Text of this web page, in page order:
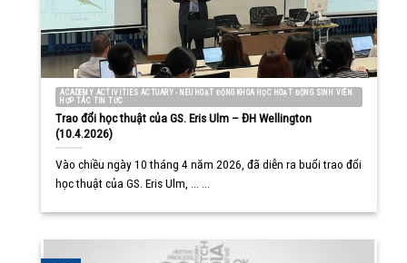
ACADEMY ACTIVITIES ACTUARY - NEU HOẠT ĐỘNG KHOA HỌC HOẠT ĐỘNG SINH VIÊN
HỢP TÁC TIN TỨC
Trao đổi học thuật của GS. Eris Ulm – ĐH Wellington
(10.4.2026)
Vào chiều ngày 10 tháng 4 năm 2026, đã diễn ra buổi trao đổi
học thuật của GS. Eris Ulm, ... ...